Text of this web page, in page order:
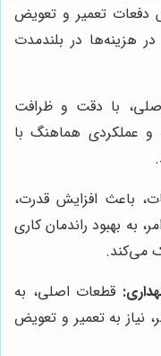
دفعات تعمیر و تعویض
هزینه‌ها در بلندمدت
با دقت و ظرافت
و عملکردی هماهنگ با
باعث افزایش قدرت،
به بهبود راندمان کاری
می‌کند.
قطعات اصلی، به
نیاز به تعمیر و تعویض